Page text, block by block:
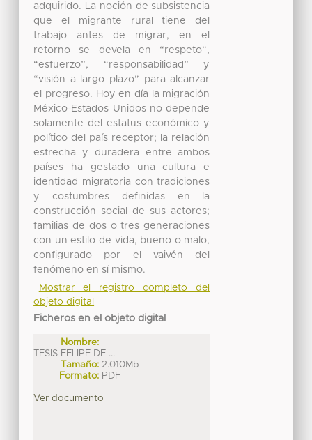
adquirido. La noción de subsistencia
que el migrante rural tiene del
trabajo antes de migrar, en el
retorno se devela en “respeto”,
“esfuerzo”, “responsabilidad” y
“visión a largo plazo” para alcanzar
el progreso. Hoy en día la migración
México-Estados Unidos no depende
solamente del estatus económico y
político del país receptor; la relación
estrecha y duradera entre ambos
países ha gestado una cultura e
identidad migratoria con tradiciones
y costumbres definidas en la
construcción social de sus actores;
familias de dos o tres generaciones
con un estilo de vida, bueno o malo,
configurado por el vaivén del
fenómeno en sí mismo.
Mostrar el registro completo del
objeto digital
Ficheros en el objeto digital
Nombre:
TESIS FELIPE DE ...
Tamaño: 2.010Mb
Formato: PDF
Ver documento